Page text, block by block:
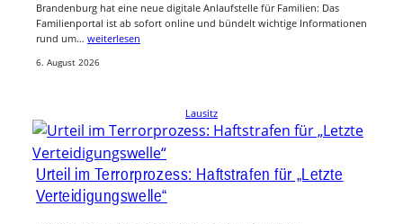
Brandenburg hat eine neue digitale Anlaufstelle für Familien: Das
Familienportal ist ab sofort online und bündelt wichtige Informationen
rund um… weiterlesen
6. August 2026
Lausitz
Urteil im Terrorprozess: Haftstrafen für „Letzte
Verteidigungswelle“